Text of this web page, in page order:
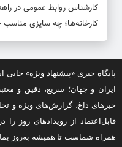
کارشناس روابط عمومیدر
کارخانه‌ها؛ چه سایزی
پایگاه خبری «پیشنهاد ویژه» جایی
ایران و جهان؛ سریع، دقیق و
خبرهای داغ، گزارش‌های ویژه و
قابل‌اعتماد از رویدادهای روز را
همراه شماست تا همیشه به‌روز